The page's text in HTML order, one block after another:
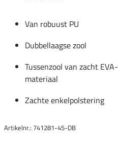
Van robuust PU
Dubbellaagse zool
Tussenzool van zacht EVA-
materiaal
Zachte enkelpolstering
Artikelnr.: 741281-45-DB